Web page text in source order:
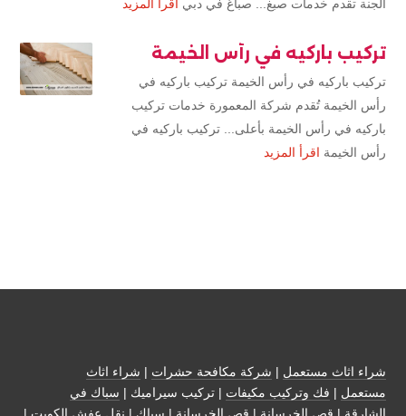
الجنة تقدم خدمات صبغ... صباغ في دبي اقرأ المزيد
تركيب باركيه في رأس الخيمة
تركيب باركيه في رأس الخيمة تركيب باركيه في
رأس الخيمة تُقدم شركة المعمورة خدمات تركيب
باركيه في رأس الخيمة بأعلى... تركيب باركيه في
رأس الخيمة اقرأ المزيد
شراء اثاث مستعمل | شركة مكافحة حشرات | شراء اثاث
مستعمل | فك وتركيب مكيفات | تركيب سيراميك | سباك في